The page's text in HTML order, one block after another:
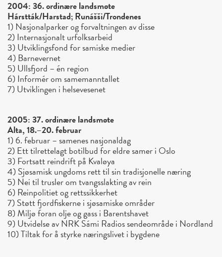
2004: 36. ordinære landsmøte
Hárstták/Harstad; Runášši/Trondenes
1) Nasjonalparker og forvaltningen av disse
2) Internasjonalt urfolksarbeid
3) Utviklingsfond for samiske medier
4) Barnevernet
5) Ullsfjord – én region
6) Informér om samemanntallet
7) Utviklingen i helsevesenet
2005: 37. ordinære landsmøte
Alta, 18.–20. februar
1) 6. februar – samenes nasjonaldag
2) Ett tilrettelagt botilbud for eldre samer i Oslo
3) Fortsatt reindrift på Kvaløya
4) Sjøsamisk ungdoms rett til sin tradisjonelle næring
5) Nei til trusler om tvangsslakting av rein
6) Reinpolitiet og rettssikkerhet
7) Støtt fjordfiskerne i sjøsamiske områder
8) Miljø foran olje og gass i Barentshavet
9) Utvidelse av NRK Sámi Radios sendeområde i Nordland
10) Tiltak for å styrke næringslivet i bygdene